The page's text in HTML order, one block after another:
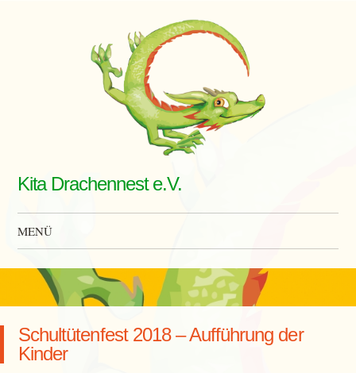
Kita Drachennest e.V.
MENÜ
Schultütenfest 2018 – Aufführung der
Kinder